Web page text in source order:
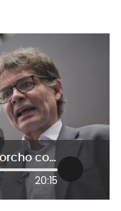
La exministra Carolina Corcho comenta el libro de su colega Alejandro Gaviria
20:15